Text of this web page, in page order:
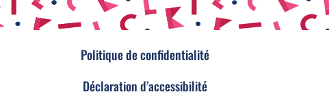
Politique de confidentialité
Déclaration d’accessibilité